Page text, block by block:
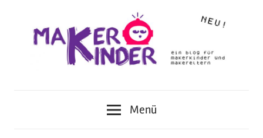
springen
Menü